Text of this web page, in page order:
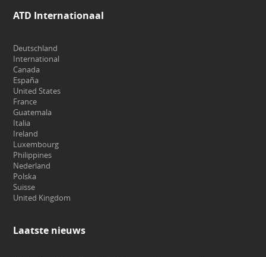
ATD Internationaal
Deutschland
International
Canada
España
United States
France
Guatemala
Italia
Ireland
Luxembourg
Philippines
Nederland
Polska
Suisse
United Kingdom
Laatste nieuws